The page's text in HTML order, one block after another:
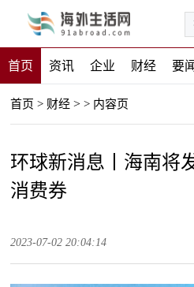
首页 资讯 企业 财经 要闻
首页 > 财经 > > 内容页
环球新消息丨海南将
消费券
2023-07-02 20:04:14